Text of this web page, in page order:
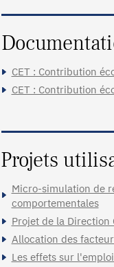
CET : Contribution
CET : Contribution
Projets
Micro-simulation de
comportementales
Projet de la Direction
Allocation des
Les effets sur